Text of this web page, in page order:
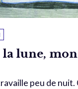
lune,
peu de nuit.